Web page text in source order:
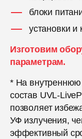
блоки
установки
Изготовим
параметрам.
* На внутреннюю
состав UVL-
позволяет
УФ излучения,
эффективный